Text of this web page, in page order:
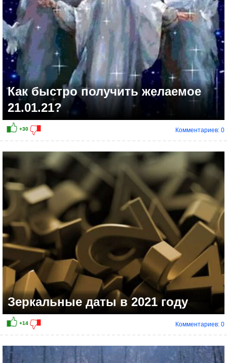
Как быстро получить желаемое
21.01.21?
Комментариев: 0
Зеркальные даты в 2021 году
Комментариев: 0